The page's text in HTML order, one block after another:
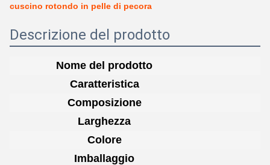
cuscino rotondo in pelle di pecora
Descrizione del prodotto
Nome del prodotto
Caratteristica
Composizione
Larghezza
Colore
Imballaggio